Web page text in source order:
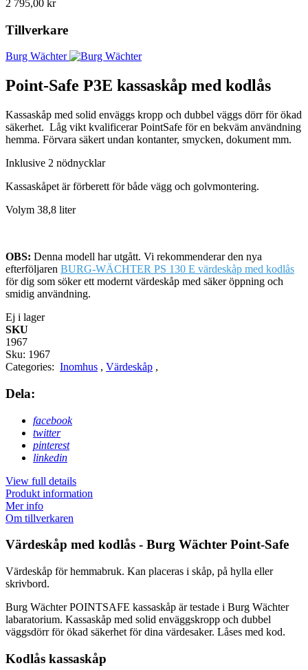
2 795,00 kr
Tillverkare
Burg Wächter
Point-Safe P3E kassaskåp med kodlås
Kassaskåp med solid enväggs kropp och dubbel väggs dörr för ökad
säkerhet. Låg vikt kvalificerar PointSafe för en bekväm användning
hemma. Förvara säkert undan kontanter, smycken, dokument mm.
Inklusive 2 nödnycklar
Kassaskåpet är förberett för både vägg och golvmontering.
Volym 38,8 liter
OBS: Denna modell har utgått. Vi rekommenderar den nya
efterföljaren BURG-WÄCHTER PS 130 E värdeskåp med kodlås
för dig som söker ett modernt värdeskåp med säker öppning och
smidig användning.
Ej i lager
SKU
1967
Sku: 1967
Categories: Inomhus , Värdeskåp ,
Dela:
facebook
twitter
pinterest
linkedin
View full details
Produkt information
Mer info
Om tillverkaren
Värdeskåp med kodlås - Burg Wächter Point-Safe
Värdeskåp för hemmabruk. Kan placeras i skåp, på hylla eller
skrivbord.
Burg Wächter POINTSAFE kassaskåp är testade i Burg Wächter
labaratorium. Kassaskåp med solid enväggskropp och dubbel
väggsdörr för ökad säkerhet för dina värdesaker. Låses med kod.
Kodlås kassaskåp